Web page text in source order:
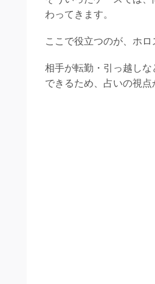
わってきます。
ここで役立つのが、ホ
相手が転勤・引っ越し
できるため、占いの視点